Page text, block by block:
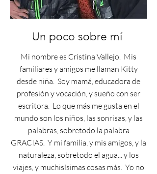
Un poco sobre mí
Mi nombre es Cristina Vallejo. Mis
familiares y amigos me llaman Kitty
desde niña. Soy mamá, educadora de
profesión y vocación, y sueño con ser
escritora. Lo que más me gusta en el
mundo son los niños, las sonrisas, y las
palabras, sobretodo la palabra
GRACIAS. Y mi familia, y mis amigos, y la
naturaleza, sobretodo el agua... y los
viajes, y muchisísimas cosas más. Yo no